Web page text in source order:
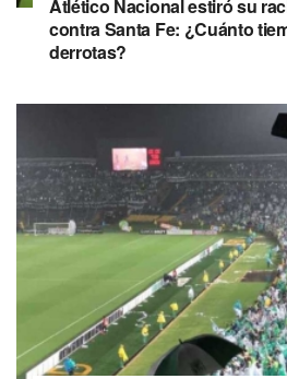
Atlético Nacional estiró su
contra Santa Fe: ¿Cuánto
derrotas?